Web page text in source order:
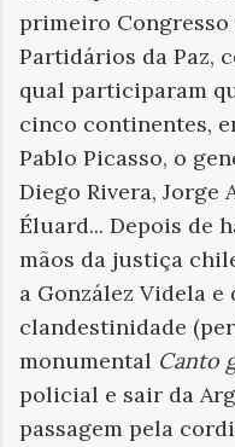
primeiro
Partidários da Paz,
qual participaram
cinco continentes,
Pablo Picasso, o
Diego Rivera, Jorge
Éluard... Depois de
mãos da justiça
a González Videla
clandestinidade
monumental Canto
policial e sair da
passagem pela